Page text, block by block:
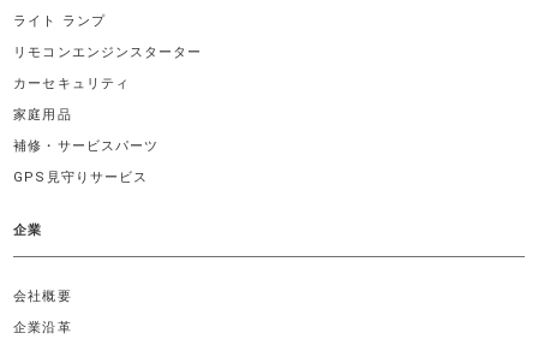
ライト ランプ
リモコンエンジンスターター
カーセキュリティ
家庭用品
補修・サービスパーツ
GPS見守りサービス
企業
会社概要
企業沿革